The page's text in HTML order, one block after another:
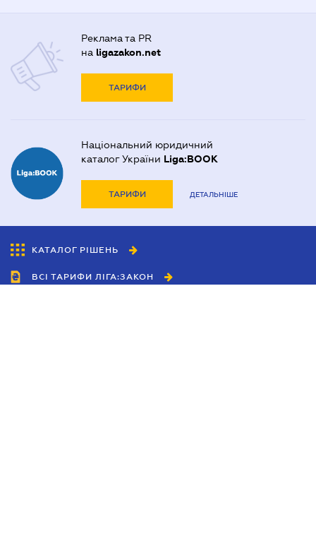
Реклама та PR
на ligazakon.net
ТАРИФИ
Національний юридичний
каталог України Liga:BOOK
ТАРИФИ ДЕТАЛЬНІШЕ
КАТАЛОГ РІШЕНЬ
ВСІ ТАРИФИ ЛІГА:ЗАКОН